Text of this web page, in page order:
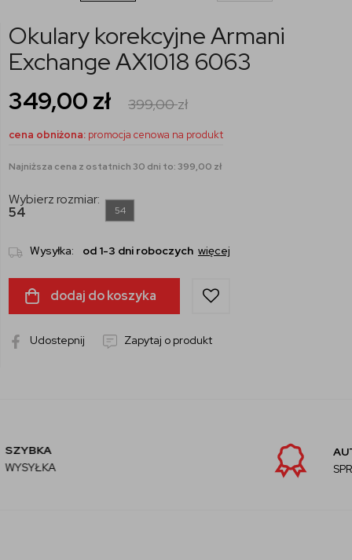
Okulary korekcyjne Armani
Exchange AX1018 6063
349,00 zł 399,00zł
cena obniżona: promocja cenowa na produkt
Najniższa cena z ostatnich 30 dni to: 399,00 zł
Wybierz rozmiar:
54
54
Wysyłka: od 1-3 dni roboczych więcej
dodaj do koszyka
Udostepnij Zapytaj o produkt
AUTORYZOWANY